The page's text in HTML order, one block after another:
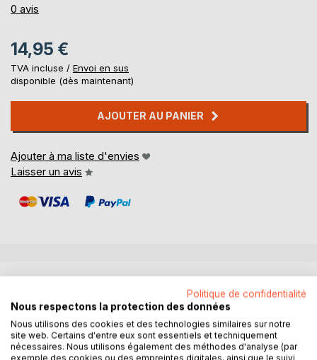
0%
0 avis
14,95 €
TVA incluse / Envoi en sus
disponible (dès maintenant)
AJOUTER AU PANIER
Ajouter à ma liste d'envies
Laisser un avis
DESCRIPTION
Linou est un adorable petit pingouin, vivant dans le parfait
pays des pingouins, aux côtés de sa famille. Mais une nuit,
la terre se réchauffe un peu trop, sa chambre dans son
Politique de confidentialité
Nous respectons la protection des données
Nous utilisons des cookies et des technologies similaires sur notre
site web. Certains d'entre eux sont essentiels et techniquement
nécessaires. Nous utilisons également des méthodes d'analyse (par
exemple des cookies ou des empreintes digitales, ainsi que le suivi